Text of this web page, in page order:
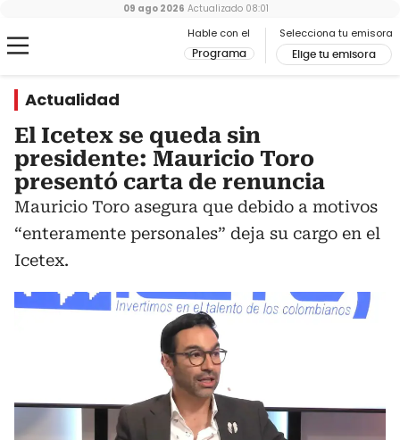
Hable con el
Programa
Selecciona tu emisora
Elige tu emisora
09 ago 2026 Actualizado 08:01
Actualidad
El Icetex se queda sin
presidente: Mauricio Toro
presentó carta de renuncia
Mauricio Toro asegura que debido a motivos
“enteramente personales” deja su cargo en el
Icetex.